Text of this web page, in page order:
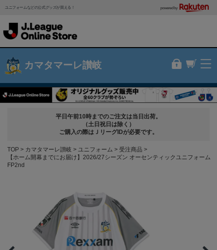
ユニフォームなどの公式グッズが買える！ powered by
カマタマーレ讃岐
平日午前10時までのご注文は当日出荷。
（土日祝日は除く）
ご購入の際はＪリーグIDが必要です。
TOP カマタマーレ讃岐 ユニフォーム
受注商品
【ホーム開幕までにお届け】2026/27シーズン オーセンティックユニフォーム
FP2nd